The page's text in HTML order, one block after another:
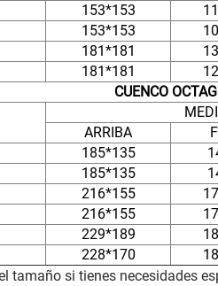
153*153
153*153
181*181
181*181
CUENCO
ARRIBA
185*135
185*135
216*155
216*155
229*189
228*170
tamaño si tienes necesidades